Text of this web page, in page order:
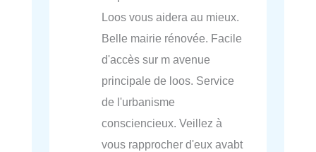
Loos vous aidera au mieux.
Belle mairie rénovée. Facile
d'accès sur m avenue
principale de loos. Service
de l'urbanisme
consciencieux. Veillez à
vous rapprocher d'eux avabt